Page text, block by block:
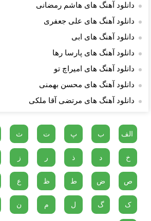
دانلود آهنگ های هاشم رمضانی
دانلود آهنگ های علی جعفری
دانلود آهنگ های ابی
دانلود آهنگ های پارسا رها
دانلود آهنگ های امیراچ تو
دانلود آهنگ های محسن بهمنی
دانلود آهنگ های مرتضی آقا ملکی
الف ب پ ت ث
خ د ذ ر ز
ص ض ط ظ ع
ک گ ل م ن